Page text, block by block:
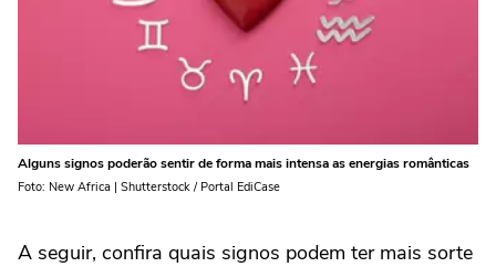
Alguns signos poderão sentir de forma mais intensa as energias românticas
Foto: New Africa | Shutterstock / Portal EdiCase
A seguir, confira quais signos podem ter mais sorte